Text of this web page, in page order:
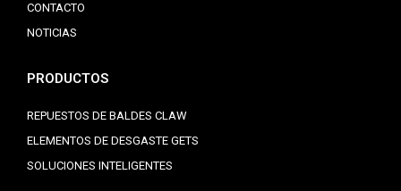
CONTACTO
NOTICIAS
PRODUCTOS
REPUESTOS DE BALDES CLAW
ELEMENTOS DE DESGASTE GETS
SOLUCIONES INTELIGENTES